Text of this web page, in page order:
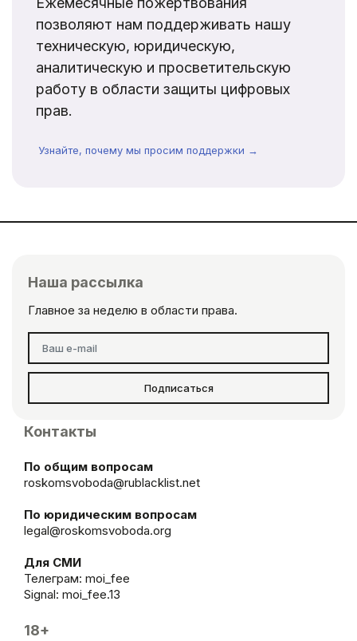
позволяют нам поддерживать нашу
техническую, юридическую,
аналитическую и просветительскую
работу в области защиты цифровых
прав.
Узнайте, почему мы просим поддержки →
Наша рассылка
Главное за неделю в области права.
Подписаться
Контакты
По общим вопросам
roskomsvoboda@rublacklist.net
По юридическим вопросам
legal@roskomsvoboda.org
Для СМИ
Телеграм: moi_fee
Signal: moi_fee.13
18+